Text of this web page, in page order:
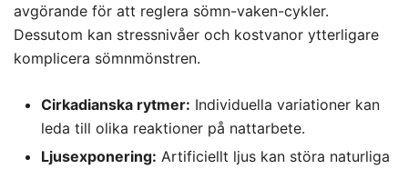
avgörande för att reglera sömn-vaken-cykler.
Dessutom kan stressnivåer och kostvanor ytterligare
komplicera sömnmönstren.
Cirkadianska rytmer: Individuella variationer kan
leda till olika reaktioner på nattarbete.
Ljusexponering: Artificiellt ljus kan störa naturliga